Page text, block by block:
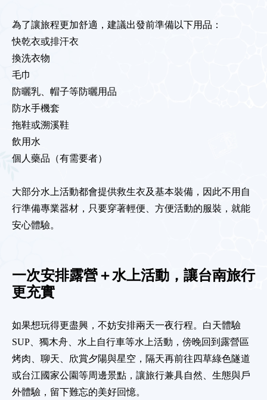
為了讓旅程更加舒適，建議出發前準備以下用品：
快乾衣或排汗衣
換洗衣物
毛巾
防曬乳、帽子等防曬用品
防水手機套
拖鞋或溯溪鞋
飲用水
個人藥品（有需要者）
大部分水上活動都會提供救生衣及基本裝備，因此不用自
行準備專業器材，只要穿著輕便、方便活動的服裝，就能
安心體驗。
一次安排露營＋水上活動，讓台南旅行
更充實
如果想玩得更盡興，不妨安排兩天一夜行程。白天體驗
SUP、獨木舟、水上自行車等水上活動，傍晚回到露營區
烤肉、聊天、欣賞夕陽與星空，隔天再前往四草綠色隧道
或台江國家公園等周邊景點，讓旅行兼具自然、生態與戶
外體驗，留下難忘的美好回憶。